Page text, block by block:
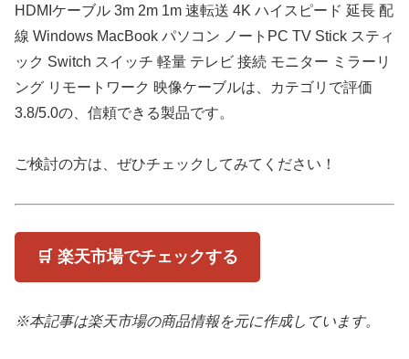
HDMIケーブル 3m 2m 1m 速転送 4K ハイスピード 延長 配
線 Windows MacBook パソコン ノートPC TV Stick スティ
ック Switch スイッチ 軽量 テレビ 接続 モニター ミラーリ
ング リモートワーク 映像ケーブルは、カテゴリで評価
3.8/5.0の、信頼できる製品です。
ご検討の方は、ぜひチェックしてみてください！
🛒 楽天市場でチェックする
※本記事は楽天市場の商品情報を元に作成しています。